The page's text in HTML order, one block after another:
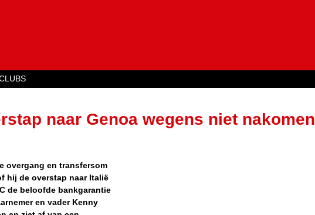
naar Genoa wegens niet nakomen
overgang en transfersom
hij de overstap naar Italië
de beloofde bankgarantie
en vader Kenny